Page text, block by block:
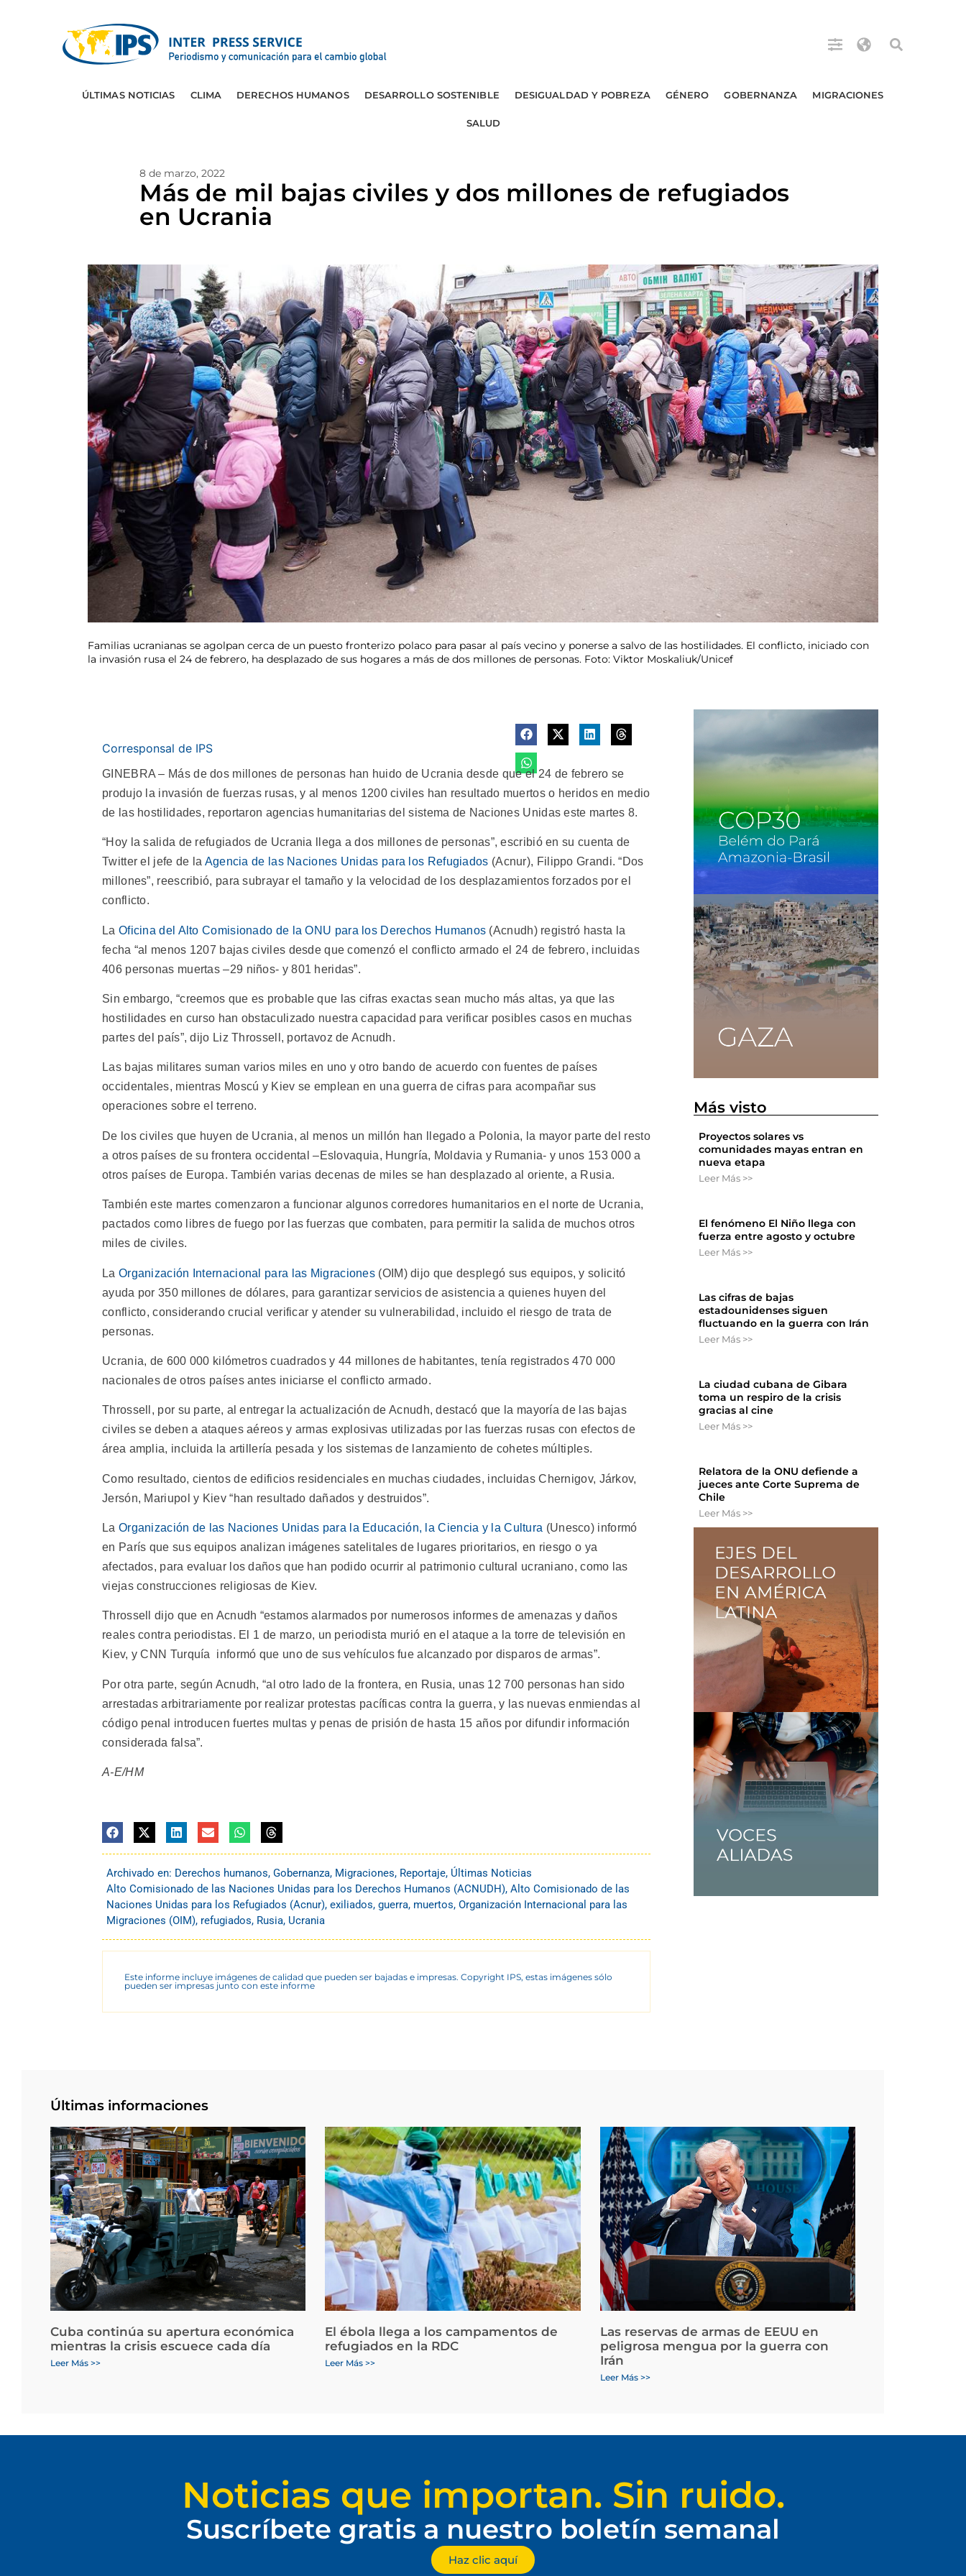
ÚLTIMAS NOTICIAS CLIMA DERECHOS HUMANOS DESARROLLO SOSTENIBLE DESIGUALDAD Y POBREZA GÉNERO GOBERNANZA MIGRACIONES
SALUD
8 de marzo, 2022
Más de mil bajas civiles y dos millones de refugiados
en Ucrania
Familias ucranianas se agolpan cerca de un puesto fronterizo polaco para pasar al país vecino y ponerse a salvo de las hostilidades. El conflicto, iniciado con
la invasión rusa el 24 de febrero, ha desplazado de sus hogares a más de dos millones de personas. Foto: Viktor Moskaliuk/Unicef
Corresponsal de IPS
GINEBRA – Más de dos millones de personas han huido de Ucrania desde que el 24 de febrero se
produjo la invasión de fuerzas rusas, y al menos 1200 civiles han resultado muertos o heridos en medio
de las hostilidades, reportaron agencias humanitarias del sistema de Naciones Unidas este martes 8.
“Hoy la salida de refugiados de Ucrania llega a dos millones de personas”, escribió en su cuenta de
Twitter el jefe de la Agencia de las Naciones Unidas para los Refugiados (Acnur), Filippo Grandi. “Dos
millones”, reescribió, para subrayar el tamaño y la velocidad de los desplazamientos forzados por el
conflicto.
La Oficina del Alto Comisionado de la ONU para los Derechos Humanos (Acnudh) registró hasta la
fecha “al menos 1207 bajas civiles desde que comenzó el conflicto armado el 24 de febrero, incluidas
406 personas muertas –29 niños- y 801 heridas”.
Sin embargo, “creemos que es probable que las cifras exactas sean mucho más altas, ya que las
hostilidades en curso han obstaculizado nuestra capacidad para verificar posibles casos en muchas
partes del país”, dijo Liz Throssell, portavoz de Acnudh.
Las bajas militares suman varios miles en uno y otro bando de acuerdo con fuentes de países
occidentales, mientras Moscú y Kiev se emplean en una guerra de cifras para acompañar sus
operaciones sobre el terreno.
De los civiles que huyen de Ucrania, al menos un millón han llegado a Polonia, la mayor parte del resto
a otros países de su frontera occidental –Eslovaquia, Hungría, Moldavia y Rumania- y unos 153 000 a
otros países de Europa. También varias decenas de miles se han desplazado al oriente, a Rusia.
También este martes comenzaron a funcionar algunos corredores humanitarios en el norte de Ucrania,
pactados como libres de fuego por las fuerzas que combaten, para permitir la salida de muchos otros
miles de civiles.
La Organización Internacional para las Migraciones (OIM) dijo que desplegó sus equipos, y solicitó
ayuda por 350 millones de dólares, para garantizar servicios de asistencia a quienes huyen del
conflicto, considerando crucial verificar y atender su vulnerabilidad, incluido el riesgo de trata de
personas.
Ucrania, de 600 000 kilómetros cuadrados y 44 millones de habitantes, tenía registrados 470 000
nacionales de otros países antes iniciarse el conflicto armado.
Throssell, por su parte, al entregar la actualización de Acnudh, destacó que la mayoría de las bajas
civiles se deben a ataques aéreos y armas explosivas utilizadas por las fuerzas rusas con efectos de
área amplia, incluida la artillería pesada y los sistemas de lanzamiento de cohetes múltiples.
Como resultado, cientos de edificios residenciales en muchas ciudades, incluidas Chernigov, Járkov,
Jersón, Mariupol y Kiev “han resultado dañados y destruidos”.
La Organización de las Naciones Unidas para la Educación, la Ciencia y la Cultura (Unesco) informó
en París que sus equipos analizan imágenes satelitales de lugares prioritarios, en riesgo o ya
afectados, para evaluar los daños que han podido ocurrir al patrimonio cultural ucraniano, como las
viejas construcciones religiosas de Kiev.
Throssell dijo que en Acnudh “estamos alarmados por numerosos informes de amenazas y daños
reales contra periodistas. El 1 de marzo, un periodista murió en el ataque a la torre de televisión en
Kiev, y CNN Turquía informó que uno de sus vehículos fue alcanzado por disparos de armas”.
Por otra parte, según Acnudh, “al otro lado de la frontera, en Rusia, unas 12 700 personas han sido
arrestadas arbitrariamente por realizar protestas pacíficas contra la guerra, y las nuevas enmiendas al
código penal introducen fuertes multas y penas de prisión de hasta 15 años por difundir información
considerada falsa”.
A-E/HM
Archivado en: Derechos humanos, Gobernanza, Migraciones, Reportaje, Últimas Noticias
Alto Comisionado de las Naciones Unidas para los Derechos Humanos (ACNUDH), Alto Comisionado de las
Naciones Unidas para los Refugiados (Acnur), exiliados, guerra, muertos, Organización Internacional para las
Migraciones (OIM), refugiados, Rusia, Ucrania
Este informe incluye imágenes de calidad que pueden ser bajadas e impresas. Copyright IPS, estas imágenes sólo
pueden ser impresas junto con este informe
Más visto
Proyectos solares vs
comunidades mayas entran en
nueva etapa
Leer Más >>
El fenómeno El Niño llega con
fuerza entre agosto y octubre
Leer Más >>
Las cifras de bajas
estadounidenses siguen
fluctuando en la guerra con Irán
Leer Más >>
La ciudad cubana de Gibara
toma un respiro de la crisis
gracias al cine
Leer Más >>
Relatora de la ONU defiende a
jueces ante Corte Suprema de
Chile
Leer Más >>
Últimas informaciones
Cuba continúa su apertura económica
mientras la crisis escuece cada día
Leer Más >>
El ébola llega a los campamentos de
refugiados en la RDC
Leer Más >>
Las reservas de armas de EEUU en
peligrosa mengua por la guerra con
Irán
Leer Más >>
Noticias que importan. Sin ruido.
Suscríbete gratis a nuestro boletín semanal
Haz clic aquí